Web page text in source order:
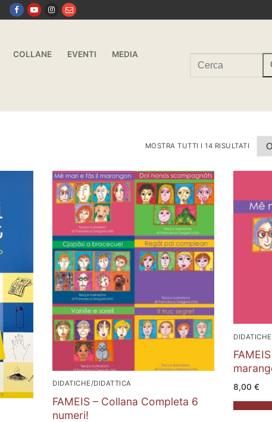
COLLANE EVENTI MEDIA
Cerca:
MOSTRA TUTTI I 14 RISULTATI
DIDATICHE/DIDATTICA
FAMEIS – Collana Completa 6
numeri!
8,00 €